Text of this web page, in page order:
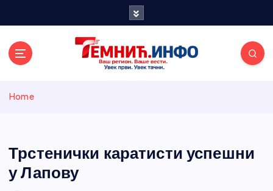
и портал
Home
Трстенички каратисти успешни
у Лапову